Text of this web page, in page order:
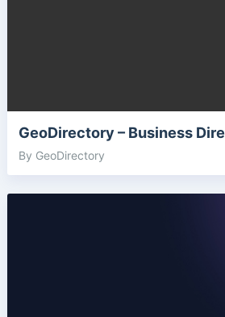
GeoDirectory – Business
By GeoDirectory